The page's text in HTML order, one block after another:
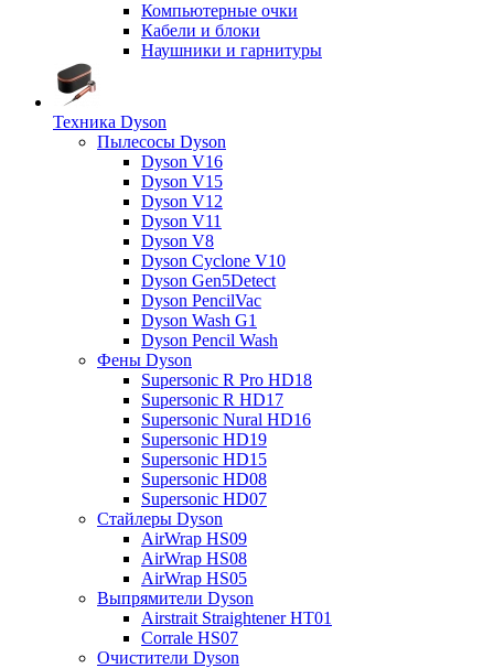
Компьютерные очки
Кабели и блоки
Наушники и гарнитуры
Техника Dyson
Пылесосы Dyson
Dyson V16
Dyson V15
Dyson V12
Dyson V11
Dyson V8
Dyson Cyclone V10
Dyson Gen5Detect
Dyson PencilVac
Dyson Wash G1
Dyson Pencil Wash
Фены Dyson
Supersonic R Pro HD18
Supersonic R HD17
Supersonic Nural HD16
Supersonic HD19
Supersonic HD15
Supersonic HD08
Supersonic HD07
Стайлеры Dyson
AirWrap HS09
AirWrap HS08
AirWrap HS05
Выпрямители Dyson
Airstrait Straightener HT01
Corrale HS07
Очистители Dyson